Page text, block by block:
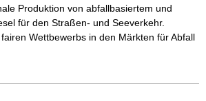
Produktion von abfallbasiertem und
für den Straßen- und Seeverkehr.
Wettbewerbs in den Märkten für Abfall